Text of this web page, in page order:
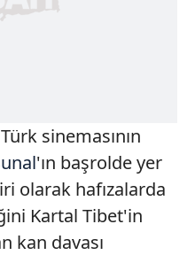
sinemasının
'ın başrolde yer
olarak hafızalarda
Kartal Tibet'in
kan davası